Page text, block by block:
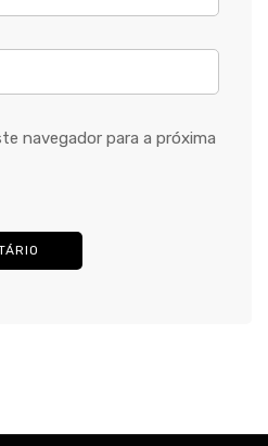
navegador para a próxima